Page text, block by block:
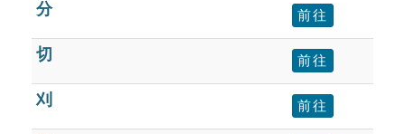
貓頭鷹博士
分 前往
切 前往
刈 前往